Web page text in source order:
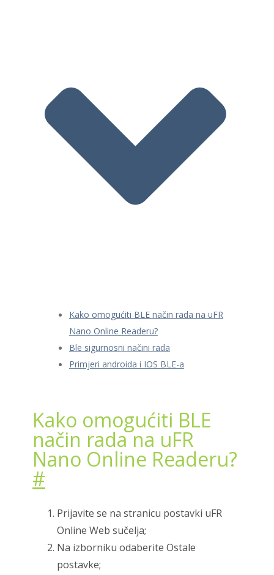
Kako omogućiti BLE način rada na uFR
Nano Online Readeru?
Ble sigurnosni načini rada
Primjeri androida i IOS BLE-a
Kako omogućiti BLE
način rada na uFR
Nano Online Readeru?
#
Prijavite se na stranicu postavki uFR
Online Web sučelja;
Na izborniku odaberite Ostale
postavke;